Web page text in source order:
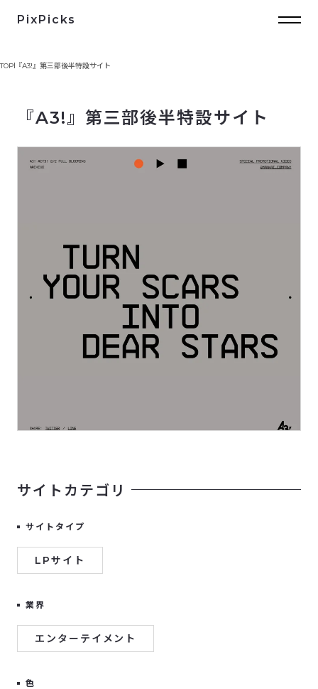
PixPicks
TOP 『A3!』第三部後半特設サイト
『A3!』第三部後半特設サイト
サイトカテゴリ
サイトタイプ
LPサイト
業界
エンターテイメント
色